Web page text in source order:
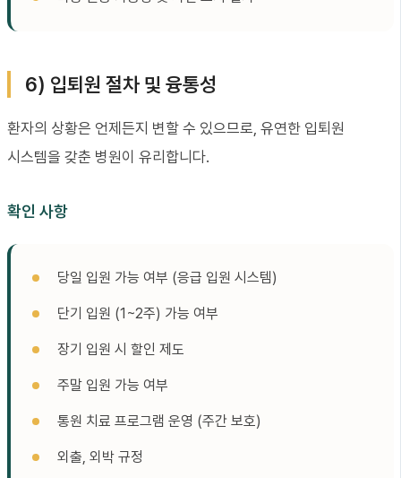
6) 입퇴원 절차 및 융통성
환자의 상황은 언제든지 변할 수 있으므로, 유연한 입퇴원
시스템을 갖춘 병원이 유리합니다.
확인 사항
당일 입원 가능 여부 (응급 입원 시스템)
단기 입원 (1~2주) 가능 여부
장기 입원 시 할인 제도
주말 입원 가능 여부
통원 치료 프로그램 운영 (주간 보호)
외출, 외박 규정